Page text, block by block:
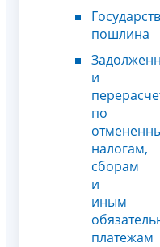
пошлина
и
по
налогам,
сборам
и
иным
платежам